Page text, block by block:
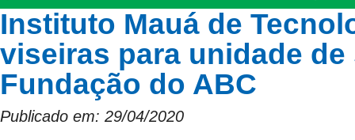
Instituto Mauá de
viseiras para unidade de
Fundação do ABC
Publicado em: 29/04/2020